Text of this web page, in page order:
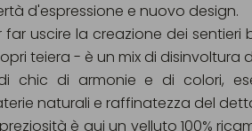
d'espressione e nuovo design.
far uscire la creazione dei sentieri
teiera - è un mix di disinvoltura
chic di armonie e di colori,
naturali e raffinatezza del
è qui un velluto 100%